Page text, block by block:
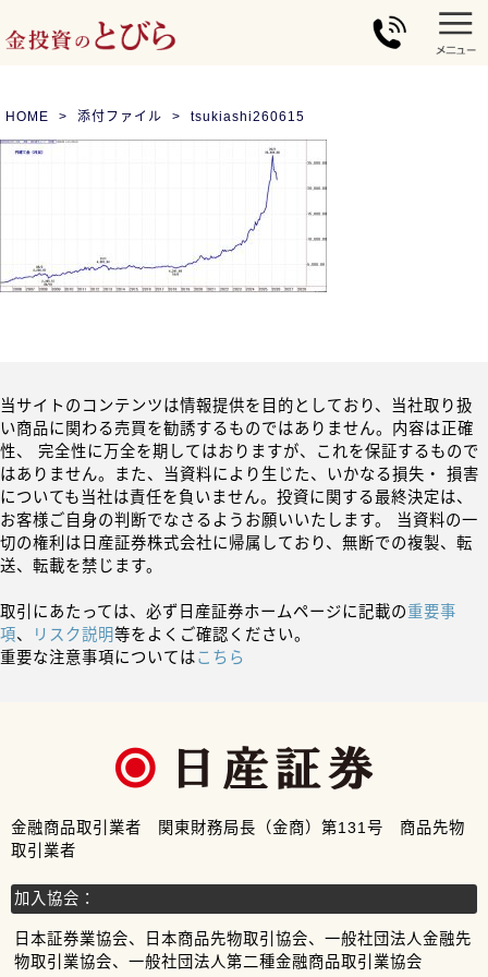
HOME 添付ファイル tsukiashi260615
当サイトのコンテンツは情報提供を目的としており、当社取り扱
い商品に関わる売買を勧誘するものではありません。内容は正確
性、 完全性に万全を期してはおりますが、これを保証するもので
はありません。また、当資料により生じた、いかなる損失・ 損害
についても当社は責任を負いません。投資に関する最終決定は、
お客様ご自身の判断でなさるようお願いいたします。 当資料の一
切の権利は日産証券株式会社に帰属しており、無断での複製、転
送、転載を禁じます。
取引にあたっては、必ず日産証券ホームページに記載の重要事
項、 リスク説明等をよくご確認ください。
重要な注意事項についてはこちら
金融商品取引業者 関東財務局長（金商）第131号 商品先物
取引業者
加入協会：
日本証券業協会、日本商品先物取引協会、一般社団法人金融先
物取引業協会、一般社団法人第二種金融商品取引業協会